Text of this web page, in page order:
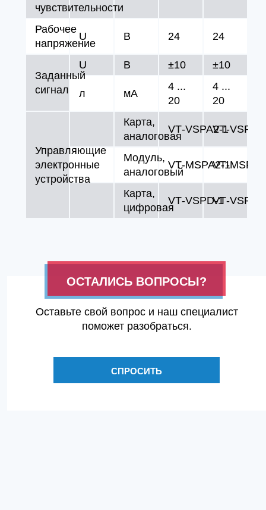
чувствительности
Рабочее
напряжение
U В 24 24
Заданный
сигнал
U В ±10 ±10
л мA
4 ...
20
4 ...
20
Управляющие
электронные
устройства
Карта,
аналоговая
VT‑VSPA2‑1
Модуль,
аналоговый
VT‑MSPA2‑1
Карта,
цифровая
VT‑VSPD‑1
ОСТАЛИСЬ ВОПРОСЫ?
Оставьте свой вопрос и наш специалист
поможет разобраться.
СПРОСИТЬ